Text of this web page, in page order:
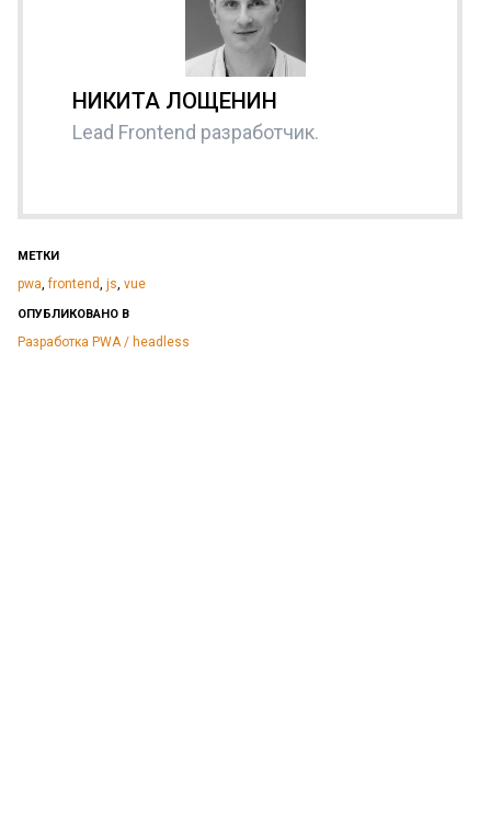
НИКИТА ЛОЩЕНИН
Lead Frontend разработчик.
МЕТКИ
pwa, frontend, js, vue
ОПУБЛИКОВАНО В
Разработка PWA / headless